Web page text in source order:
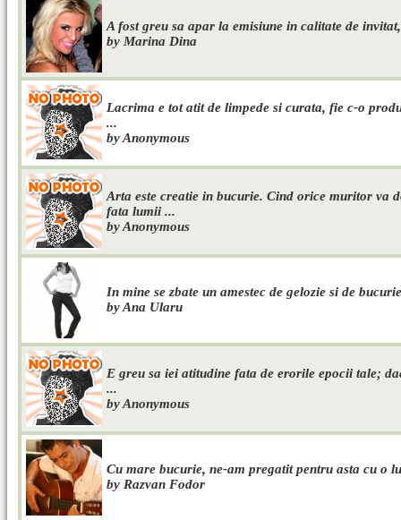
A fost greu sa apar la emisiune in calitate de
by Marina Dina
Lacrima e tot atit de limpede si curata, fie c-o
...
by Anonymous
Arta este creatie in bucurie. Cind orice muritor va
fata lumii ...
by Anonymous
In mine se zbate un amestec de gelozie si de
by Ana Ularu
E greu sa iei atitudine fata de erorile epocii tale;
...
by Anonymous
Cu mare bucurie, ne-am pregatit pentru asta cu o
by Razvan Fodor